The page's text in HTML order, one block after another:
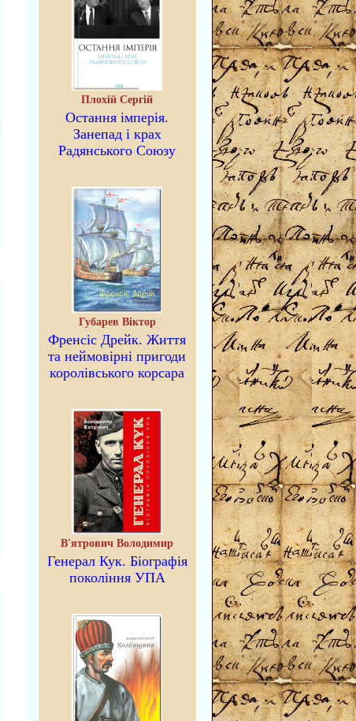
Плохій Сергій
Остання імперія.
Занепад і крах
Радянського Союзу
Губарев Віктор
Френсіс Дрейк. Життя
та неймовірні пригоди
королівського корсара
В'ятрович Володимир
Генерал Кук. Біографія
покоління УПА